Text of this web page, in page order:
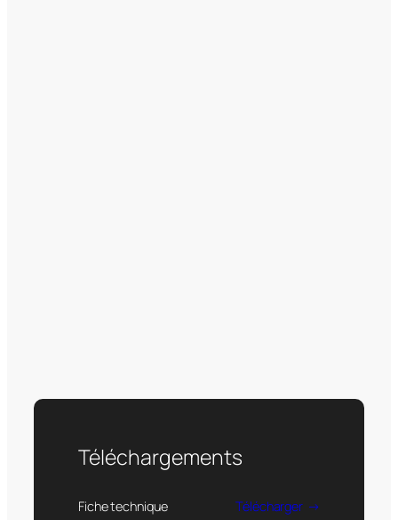
Téléchargements
Fiche technique
Télécharger